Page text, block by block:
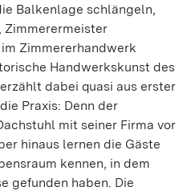
Balkenlage schlängeln,
Zimmerermeister
Zimmererhandwerk
Handwerkskunst des
dabei quasi aus erster
Praxis: Denn der
mit seiner Firma vor
hinaus lernen die Gäste
kennen, in dem
gefunden haben. Die